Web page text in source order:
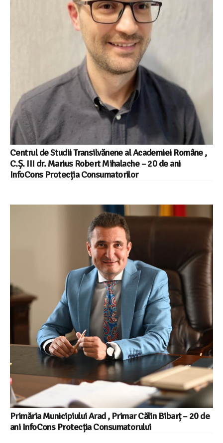
Centrul de Studii Transilvănene al Academiei Române ,
C.Ș. III dr. Marius Robert Mihalache – 20 de ani
InfoCons Protecția Consumatorilor
Primăria Municipiului Arad , Primar Călin Bibarț – 20 de
ani InfoCons Protecția Consumatorului